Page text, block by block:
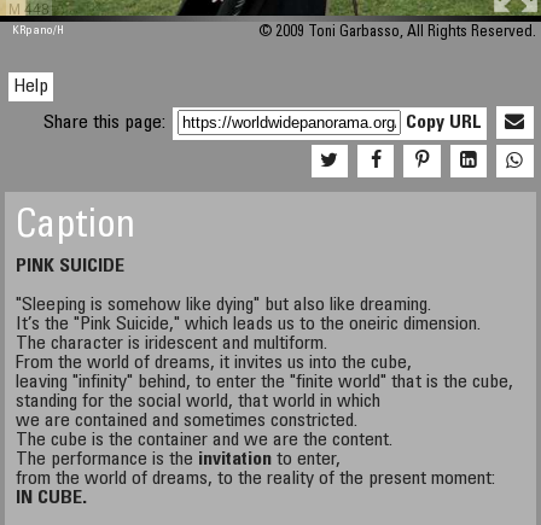
M 448
KRpano/H © 2009 Toni Garbasso, All Rights Reserved.
Help
Share this page:
Copy URL
Caption
PINK SUICIDE
"Sleeping is somehow like dying" but also like dreaming.
It’s the "Pink Suicide," which leads us to the oneiric dimension.
The character is iridescent and multiform.
From the world of dreams, it invites us into the cube,
leaving "infinity" behind, to enter the "finite world" that is the cube,
standing for the social world, that world in which
we are contained and sometimes constricted.
The cube is the container and we are the content.
The performance is the invitation to enter,
from the world of dreams, to the reality of the present moment:
IN CUBE.